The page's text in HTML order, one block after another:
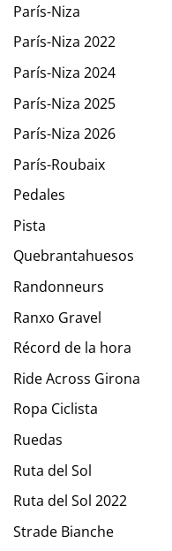
París-Niza
París-Niza 2022
París-Niza 2024
París-Niza 2025
París-Niza 2026
París-Roubaix
Pedales
Pista
Quebrantahuesos
Randonneurs
Ranxo Gravel
Récord de la hora
Ride Across Girona
Ropa Ciclista
Ruedas
Ruta del Sol
Ruta del Sol 2022
Strade Bianche